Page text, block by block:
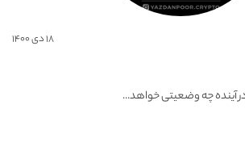
۱۸ دی ۱۴۰۰